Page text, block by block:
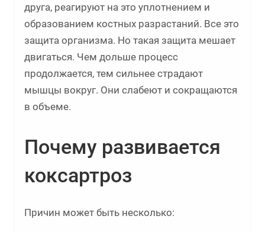
друга, реагируют на это уплотнением и
образованием костных разрастаний. Все это
защита организма. Но такая защита мешает
двигаться. Чем дольше процесс
продолжается, тем сильнее страдают
мышцы вокруг. Они слабеют и сокращаются
в объеме.
Почему развивается
коксартроз
Причин может быть несколько: